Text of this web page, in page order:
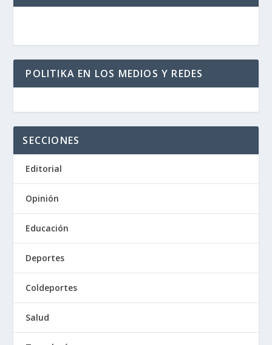
POLITIKA EN LOS MEDIOS Y REDES
SECCIONES
Editorial
Opinión
Educación
Deportes
Coldeportes
Salud